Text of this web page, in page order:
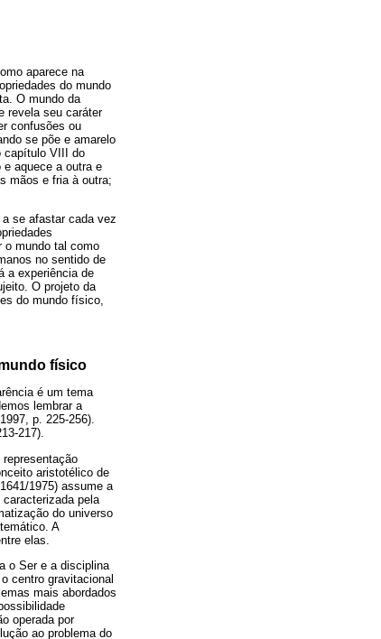
aparece na
do mundo
O mundo da
revela seu caráter
confusões ou
se põe e amarelo
capítulo VIII do
aquece a outra e
mãos e fria à outra;
se afastar cada vez
o mundo tal como
no sentido de
a experiência de
O projeto da
do mundo físico,
físico
é um tema
lembrar a
p. 225-256).
217).
aristotélico de
1975) assume a
pela
do universo
A
elas.
o Ser e a disciplina
centro gravitacional
mais abordados
operada por
ao problema do